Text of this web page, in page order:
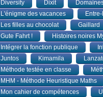
Diversity
Dixit
L'énigme des vacances
Les filles au chocolat
Gaillard
Gute Fahrt !
Histoires noires
Intégrer la fonction publique
Juntos
Kimamila
Méthode testée en classe
MHM - Méthode Heuristique Maths
Mon cahier de compétences